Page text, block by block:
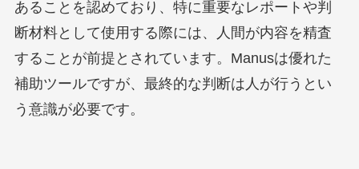
あることを認めており、特に重要なレポートや判
断材料として使用する際には、人間が内容を精査
することが前提とされています。Manusは優れた
補助ツールですが、最終的な判断は人が行うとい
う意識が必要です。